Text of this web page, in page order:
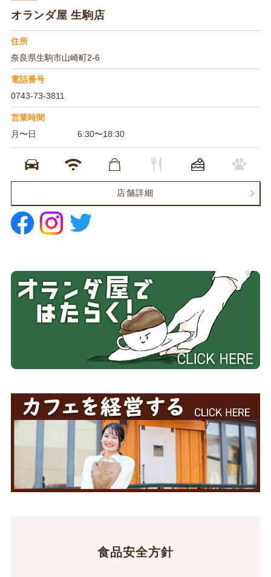
オランダ屋 生駒店
住所
奈良県生駒市山崎町2-6
電話番号
0743-73-3811
営業時間
月〜日
6:30〜18:30
店舗詳細
食品安全方針